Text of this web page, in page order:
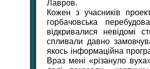
Лавров.
Кожен з учасників
горбачовська
відкривалися невідомі
спливали давно
якось інформаційна
Враз мені «різануло